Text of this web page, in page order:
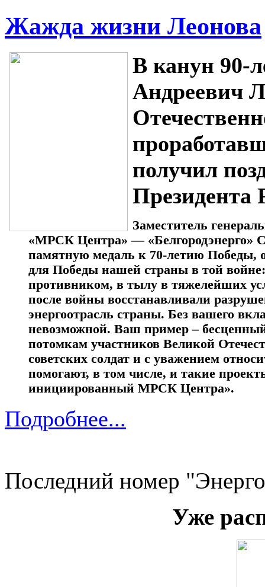
Жажда жизни Леонова
В канун 90-
Андреевич
получил
Президента
Заместитель
«МРСК Центра» — «Белгородэнерго»
памятную медаль к 70-летию Победы,
для Победы нашей страны в той
противником, в тылу в тяжелейших
после войны восстанавливали
энергоотрасль страны. Без вашего
невозможной. Ваш пример –
потомкам участников Великой
советских солдат и с уважением
помогают, в том числе, и такие
инициированный МРСК Центра».
Подробнее...
Последний номер
Уже